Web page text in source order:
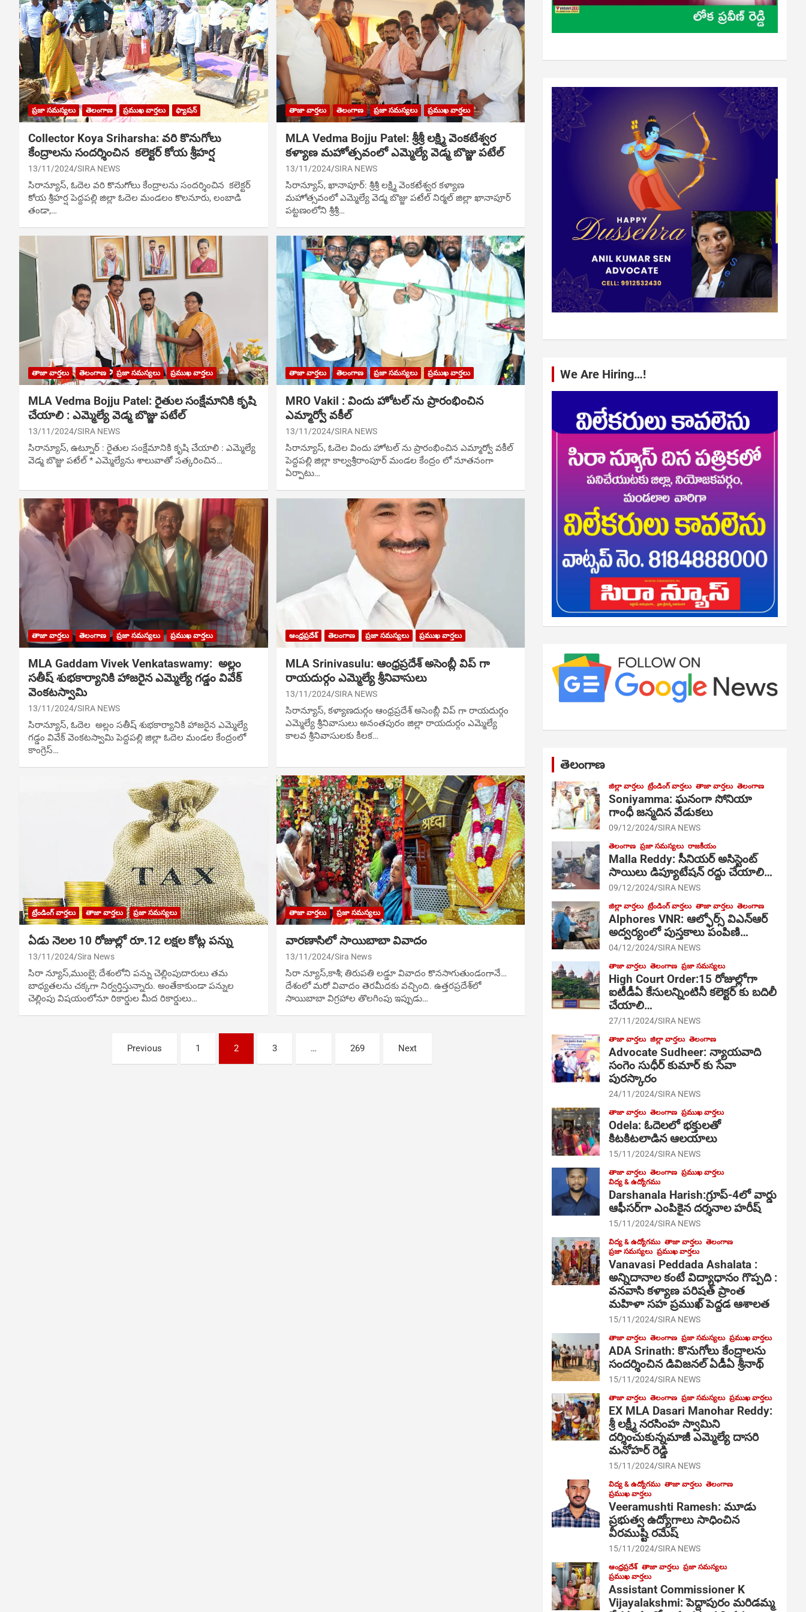
ప్రజా సమస్యలు తెలంగాణ ప్రముఖ వార్తలు ఫ్యాషన్
Collector Koya Sriharsha: వరి కొనుగోలు
కేంద్రాలను సందర్శించిన కలెక్టర్ కోయ శ్రీహర్ష
13/11/2024 SIRA NEWS
సిరాన్యూస్‌, ఓదెల వరి కొనుగోలు కేంద్రాలను సందర్శించిన కలెక్టర్
కోయ శ్రీహర్ష పెద్దపల్లి జిల్లా ఓదెల మండలం కొలనూరు, లంబాడి
తండా,…
తాజా వార్తలు తెలంగాణ ప్రజా సమస్యలు ప్రముఖ వార్తలు
MLA Vedma Bojju Patel: శ్రీశ్రీ లక్ష్మి వెంకటేశ్వర
కళ్యాణ మహోత్సవంలో ఎమ్మెల్యే వెడ్మ బొజ్జు పటేల్
13/11/2024 SIRA NEWS
సిరాన్యూస్‌, ఖానాపూర్: శ్రీశ్రీ లక్ష్మి వెంకటేశ్వర కళ్యాణ
మహోత్సవంలో ఎమ్మెల్యే వెడ్మ బొజ్జు పటేల్ నిర్మ‌ల్ జిల్లా ఖానాపూర్
పట్టణంలోని శ్రీశ్రీ…
తాజా వార్తలు తెలంగాణ ప్రజా సమస్యలు ప్రముఖ వార్తలు
MLA Vedma Bojju Patel: రైతుల సంక్షేమానికి కృషి
చేయాలి : ఎమ్మెల్యే వెడ్మ బొజ్జు పటేల్
13/11/2024 SIRA NEWS
సిరాన్యూస్‌, ఉట్నూర్ : రైతుల సంక్షేమానికి కృషి చేయాలి : ఎమ్మెల్యే
వెడ్మ బొజ్జు పటేల్ * ఎమ్మెల్యేను శాలువాతో సత్కరించిన…
తాజా వార్తలు తెలంగాణ ప్రజా సమస్యలు ప్రముఖ వార్తలు
MRO Vakil : విందు హోటల్ ను ప్రారంభించిన
ఎమ్మార్వో వకీల్
13/11/2024 SIRA NEWS
సిరాన్యూస్‌, ఓదెల‌ విందు హోటల్ ను ప్రారంభించిన ఎమ్మార్వో వకీల్
పెద్దపల్లి జిల్లా కాల్వశ్రీరాంపూర్ మండల కేంద్రం లో నూతనంగా
ఏర్పాటు…
తాజా వార్తలు తెలంగాణ ప్రజా సమస్యలు ప్రముఖ వార్తలు
MLA Gaddam Vivek Venkataswamy: అల్లం
సతీష్ శుభకార్యానికి హాజరైన ఎమ్మెల్యే గడ్డం వివేక్
వెంకటస్వామి
13/11/2024 SIRA NEWS
సిరాన్యూస్‌, ఓదెల‌ అల్లం సతీష్ శుభకార్యానికి హాజరైన ఎమ్మెల్యే
గడ్డం వివేక్ వెంకటస్వామి పెద్దపల్లి జిల్లా ఓదెల మండల కేంద్రంలో
కాంగ్రెస్…
ఆంధ్రప్రదేశ్ తెలంగాణ ప్రజా సమస్యలు ప్రముఖ వార్తలు
MLA Srinivasulu: ఆంధ్రప్రదేశ్ అసెంబ్లీ విప్ గా
రాయదుర్గం ఎమ్మెల్యే శ్రీనివాసులు
13/11/2024 SIRA NEWS
సిరాన్యూస్‌, కళ్యాణదుర్గం ఆంధ్రప్రదేశ్ అసెంబ్లీ విప్ గా రాయదుర్గం
ఎమ్మెల్యే శ్రీనివాసులు అనంతపురం జిల్లా రాయదుర్గం ఎమ్మెల్యే
కాలవ శ్రీనివాసులకు కీలక…
ట్రేండింగ్ వార్తలు తాజా వార్తలు ప్రజా సమస్యలు
ఏడు నెలల 10 రోజుల్లో రూ.12 లక్షల కోట్ల పన్ను
13/11/2024 Sira News
సిరా న్యూస్,ముంబై; దేశంలోని పన్ను చెల్లింపుదారులు తమ
బాధ్యతలను చక్కగా నిర్వర్తిస్తున్నారు. అంతేకాకుండా పన్నుల
చెల్లింపు విషయంలోనూ రికార్డుల మీద రికార్డులు…
తాజా వార్తలు ప్రజా సమస్యలు
వారణాసిలో సాయిబాబా వివాదం
13/11/2024 Sira News
సిరా న్యూస్,కాశీ; తిరుపతి లడ్డూ వివాదం కొనసాగుతుండంగానే…
దేశంలో మరో వివాదం తెరమీదకు వచ్చింది. ఉత్తరప్రదేశ్‌లో
సాయిబాబా విగ్రహాల తొలగింపు ఇప్పుడు…
Previous 1 2 3 … 269 Next
We Are Hiring…!
తెలంగాణ
జిల్లా వార్తలు ట్రేండింగ్ వార్తలు తాజా వార్తలు తెలంగాణ
Soniyamma: ఘ‌నంగా సోనియా
గాంధీ జ‌న్మ‌దిన వేడుక‌లు
09/12/2024 SIRA NEWS
తెలంగాణ ప్రజా సమస్యలు రాజకీయం
Malla Reddy: సీనియర్ అసిస్టెంట్
సాయిలు డిప్యూటేషన్ రద్దు చేయాలి…
09/12/2024 SIRA NEWS
జిల్లా వార్తలు ట్రేండింగ్ వార్తలు తాజా వార్తలు తెలంగాణ
Alphores VNR: ఆల్ఫోర్స్ విఎన్ఆర్
అద్వర్యంలో పుస్తకాలు పంపిణి…
04/12/2024 SIRA NEWS
తాజా వార్తలు తెలంగాణ ప్రజా సమస్యలు
High Court Order:15 రోజుల్లోగా
ఐటీడీఏ కేసులన్నింటినీ కలెక్టర్ కు బదిలీ
చేయాలి…
27/11/2024 SIRA NEWS
తాజా వార్తలు జిల్లా వార్తలు తెలంగాణ
Advocate Sudheer: న్యాయవాది
సంగెం సుధీర్ కుమార్ కు సేవా
పురస్కారం
24/11/2024 SIRA NEWS
తాజా వార్తలు తెలంగాణ ప్రముఖ వార్తలు
Odela: ఓదెల‌లో భక్తులతో
కిటకిటలాడిన ఆల‌యాలు
15/11/2024 SIRA NEWS
తాజా వార్తలు తెలంగాణ ప్రముఖ వార్తలు
విద్య & ఉద్యోగము
Darshanala Harish:గ్రూప్-4లో వార్డు
ఆఫీసర్‌గా ఎంపికైన దర్శనాల హరీష్
15/11/2024 SIRA NEWS
విద్య & ఉద్యోగము తాజా వార్తలు తెలంగాణ
ప్రజా సమస్యలు ప్రముఖ వార్తలు
Vanavasi Peddada Ashalata :
అన్నిదానాల కంటే విద్యాధానం గొప్పది :
వనవాసి కళ్యాణ పరిషత్ ప్రాంత
మహిళా సహ ప్రముఖ్ పెద్దడ ఆశాలత
15/11/2024 SIRA NEWS
తాజా వార్తలు తెలంగాణ ప్రజా సమస్యలు ప్రముఖ వార్తలు
ADA Srinath: కొనుగోలు కేంద్రాల‌ను
సంద‌ర్శించిన డివిజనల్ ఏడీఏ శ్రీనాథ్
15/11/2024 SIRA NEWS
తాజా వార్తలు తెలంగాణ ప్రజా సమస్యలు ప్రముఖ వార్తలు
EX MLA Dasari Manohar Reddy:
శ్రీ లక్ష్మీ నరసింహ స్వామిని
దర్శించుకున్నమాజీ ఎమ్మెల్యే దాసరి
మనోహర్ రెడ్డి
15/11/2024 SIRA NEWS
విద్య & ఉద్యోగము తాజా వార్తలు తెలంగాణ
ప్రముఖ వార్తలు
Veeramushti Ramesh: మూడు
ప్రభుత్వ ఉద్యోగాలు సాధించిన
వీరముష్టి రమేష్
15/11/2024 SIRA NEWS
ఆంధ్రప్రదేశ్ తాజా వార్తలు ప్రజా సమస్యలు
ప్రముఖ వార్తలు
Assistant Commissioner K
Vijayalakshmi: పెద్దాపురం మరిడమ్మ